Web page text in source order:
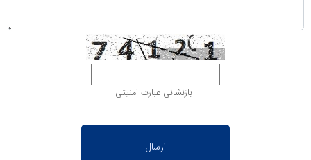
بازنشانی عبارت امنیتی